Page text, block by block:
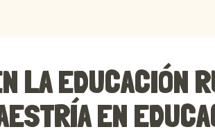
LA EDUCACIÓN
EN